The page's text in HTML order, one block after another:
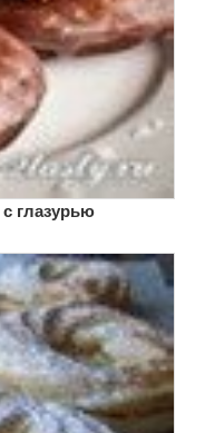
глазурью